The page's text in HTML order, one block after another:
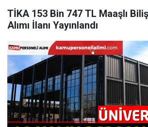
TİKA 153 Bin 747 TL Maaşlı
Alımı İlanı Yayınlandı